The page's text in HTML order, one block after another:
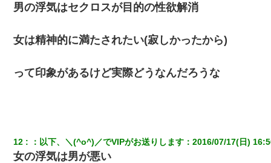
俺「初対面でなに言ったか覚えてる？」嫁「臭いんだよ！キモオ
の？」→
【考察】兄嫁急死の1年後、兄が引越すというので手伝いに行った
ら下着が入った引き出しの奥にとんでもないモノを見つけた
夫に癌の余命宣告。その闘病中に長女から信じられない言葉を受
けた
男の浮気はセクロスが目的の性欲解消
女は精神的に満たされたい(寂しかったから)
って印象があるけど実際どうなんだろうな
12 ： 以下、＼(^o^)／でVIPがお送りします ：2016/07/17(日)
女の浮気は男が悪い